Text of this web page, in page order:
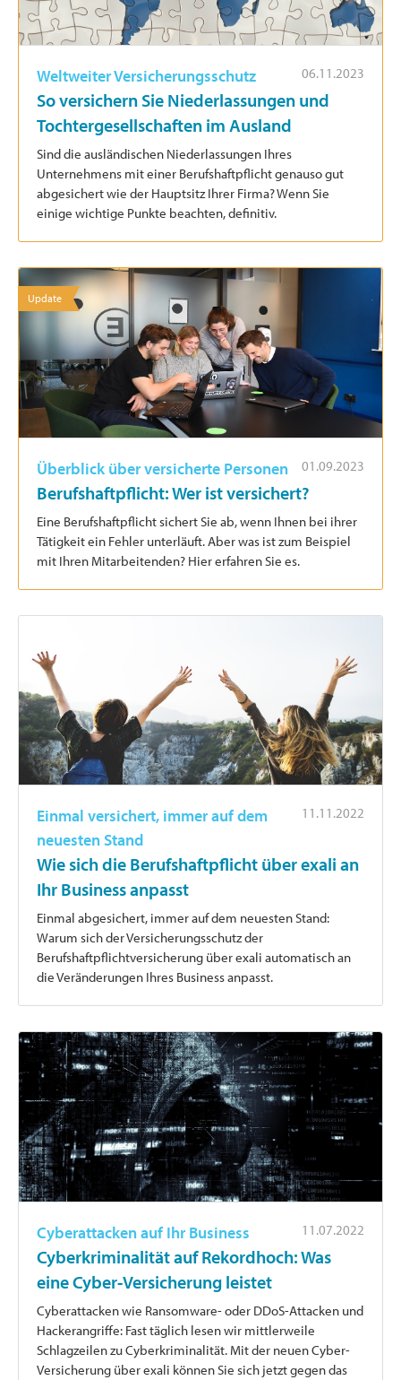
06.11.2023
Weltweiter Versicherungsschutz
So versichern Sie Niederlassungen und
Tochtergesellschaften im Ausland
Sind die ausländischen Niederlassungen Ihres
Unternehmens mit einer Berufshaftpflicht genauso gut
abgesichert wie der Hauptsitz Ihrer Firma? Wenn Sie
einige wichtige Punkte beachten, definitiv.
Update
01.09.2023
Überblick über versicherte Personen
Berufshaftpflicht: Wer ist versichert?
Eine Berufshaftpflicht sichert Sie ab, wenn Ihnen bei ihrer
Tätigkeit ein Fehler unterläuft. Aber was ist zum Beispiel
mit Ihren Mitarbeitenden? Hier erfahren Sie es.
11.11.2022
Einmal versichert, immer auf dem
neuesten Stand
Wie sich die Berufshaftpflicht über exali an
Ihr Business anpasst
Einmal abgesichert, immer auf dem neuesten Stand:
Warum sich der Versicherungsschutz der
Berufshaftpflichtversicherung über exali automatisch an
die Veränderungen Ihres Business anpasst.
11.07.2022
Cyberattacken auf Ihr Business
Cyberkriminalität auf Rekordhoch: Was
eine Cyber-Versicherung leistet
Cyberattacken wie Ransomware- oder DDoS-Attacken und
Hackerangriffe: Fast täglich lesen wir mittlerweile
Schlagzeilen zu Cyberkriminalität. Mit der neuen Cyber-
Versicherung über exali können Sie sich jetzt gegen das